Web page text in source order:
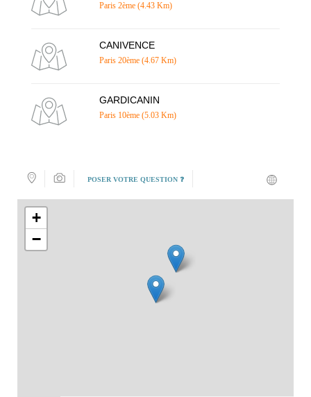
Paris 2ème (4.43 Km)
CANIVENCE
Paris 20ème (4.67 Km)
GARDICANIN
Paris 10ème (5.03 Km)
POSER VOTRE QUESTION ❓
+
−